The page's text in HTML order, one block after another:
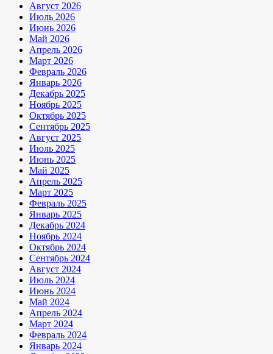
Август 2026
Июль 2026
Июнь 2026
Май 2026
Апрель 2026
Март 2026
Февраль 2026
Январь 2026
Декабрь 2025
Ноябрь 2025
Октябрь 2025
Сентябрь 2025
Август 2025
Июль 2025
Июнь 2025
Май 2025
Апрель 2025
Март 2025
Февраль 2025
Январь 2025
Декабрь 2024
Ноябрь 2024
Октябрь 2024
Сентябрь 2024
Август 2024
Июль 2024
Июнь 2024
Май 2024
Апрель 2024
Март 2024
Февраль 2024
Январь 2024